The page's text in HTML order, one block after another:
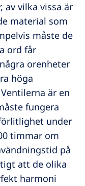
av vilka vissa är
material som
måste de
ord får
orenheter
höga
är en
fungera
under
timmar om
på
att de olika
harmoni